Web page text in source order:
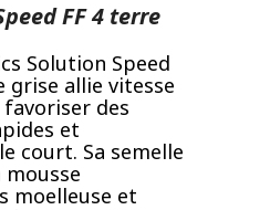
FF 4 terre
Solution Speed
grise allie vitesse
des
et
court. Sa semelle
moelleuse et